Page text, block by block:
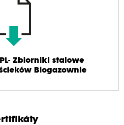
Zbiorniki stalowe
Biogazownie